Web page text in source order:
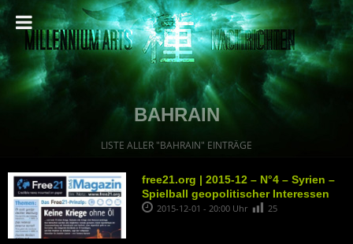
BAHRAIN
LISTE ALLER "BAHRAIN" EINTRÄGE
free21.org | 2015-12 – N°4 – Syrien –
Spielball geopolitischer Interessen
2015-12-01 - 20:00 Uhr 25